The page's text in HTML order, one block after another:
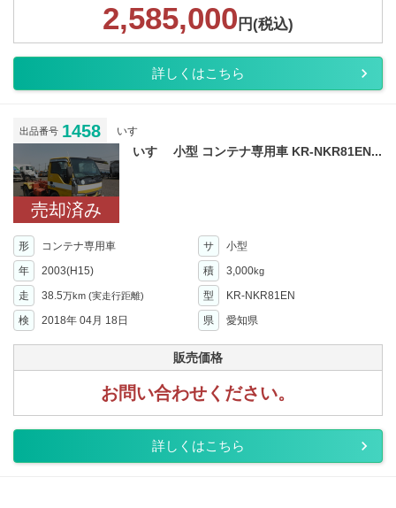
2,585,000 円(税込)
詳しくはこちら
出品番号 1458 いすゞ
売却済み
いすゞ 小型 コンテナ専用車 KR-NKR81EN...
形 コンテナ専用車 サ
小型
年
2003(H15) 積 3,000kg
走 38.5万km (実走行距離) 型
KR-NKR81EN
検
2018年 04月 18日 県 愛知県
販売価格
お問い合わせください。
詳しくはこちら